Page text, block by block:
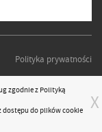
Polityka prywatności
X
zgodnie z Polityką
dostępu do plików cookie